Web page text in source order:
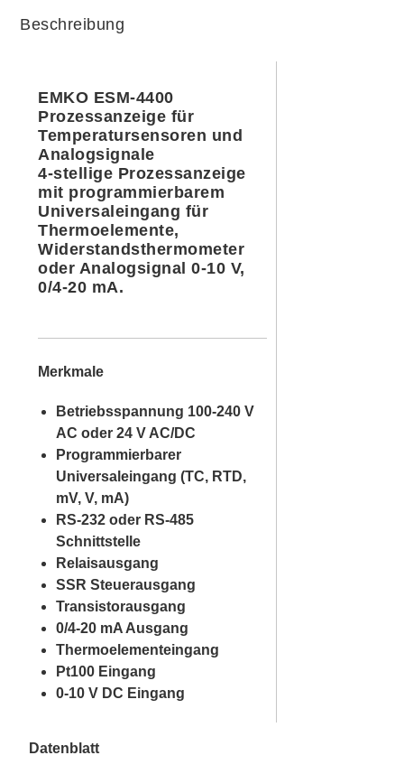
Beschreibung
EMKO ESM-4400
Prozessanzeige für
Temperatursensoren und
Analogsignale
4-stellige Prozessanzeige
mit programmierbarem
Universaleingang für
Thermoelemente,
Widerstandsthermometer
oder Analogsignal 0-10 V,
0/4-20 mA.
Merkmale
Betriebsspannung 100-240 V
AC oder 24 V AC/DC
Programmierbarer
Universaleingang (TC, RTD,
mV, V, mA)
RS-232 oder RS-485
Schnittstelle
Relaisausgang
SSR Steuerausgang
Transistorausgang
0/4-20 mA Ausgang
Thermoelementeingang
Pt100 Eingang
0-10 V DC Eingang
Datenblatt